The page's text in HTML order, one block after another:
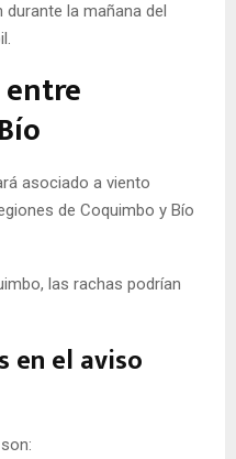
la mañana del
asociado a viento
de Coquimbo y Bío
las rachas podrían
en el aviso